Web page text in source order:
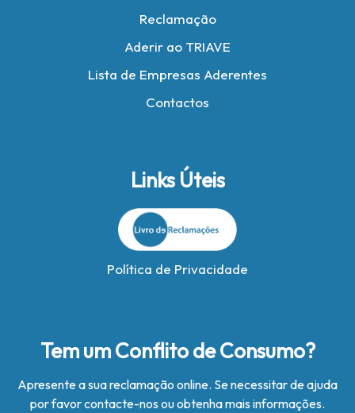
Reclamação
Aderir ao TRIAVE
Lista de Empresas Aderentes
Contactos
Links Úteis
Política de Privacidade
Tem um Conflito de Consumo?
Apresente a sua reclamação online. Se necessitar de ajuda
por favor contacte-nos ou obtenha mais informações.